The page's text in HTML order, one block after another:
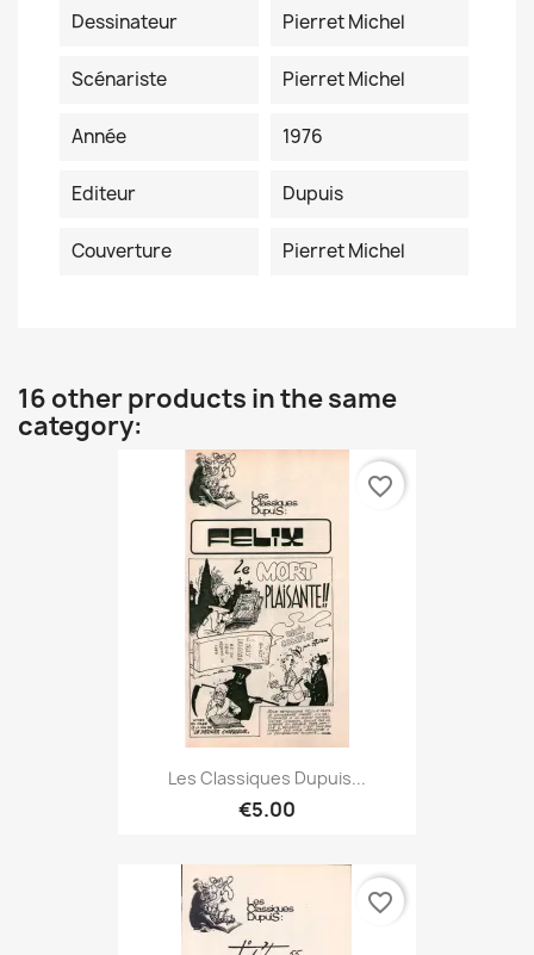
Dessinateur Pierret Michel
Scénariste Pierret Michel
Année 1976
Editeur Dupuis
Couverture Pierret Michel
16 other products in the same
category:
Les Classiques Dupuis...
€5.00
favorite_border
favorite_border